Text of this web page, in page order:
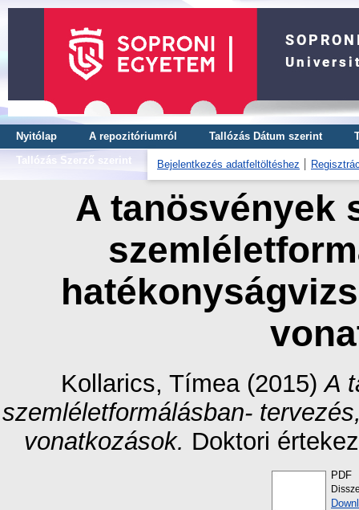
Nyitólap A repozitóriumról Tallózás Dátum szerint
Tallózás Szerző szerint
Bejelentkezés adatfeltöltéshez
A tanösvények
Kollarics, Tímea(2015)A
szemléletformálásban-
vonatkozások. Doktori
PDF